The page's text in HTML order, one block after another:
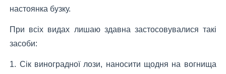
настоянка бузку.
При всіх видах лишаю здавна застосовувалися такі
засоби:
1. Сік виноградної лози, наносити щодня на вогнища